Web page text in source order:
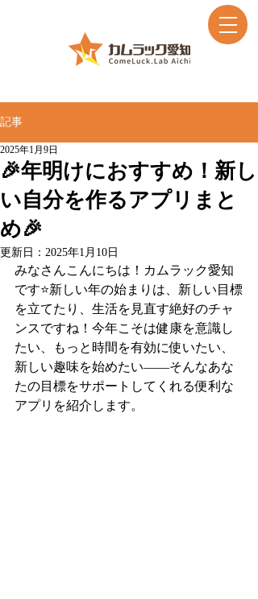
記事
🎉年明けにおすすめ！新し
い自分を作るアプリまと
め🎉
2025年1月9日
更新日： 2025年1月10日
みなさんこんにちは！カムラック愛知
です⭐️新しい年の始まりは、新しい目標
を立てたり、生活を見直す絶好のチャ
ンスですね！今年こそは健康を意識し
たい、もっと時間を有効に使いたい、
新しい趣味を始めたい――そんなあな
たの目標をサポートしてくれる便利な
アプリを紹介します。